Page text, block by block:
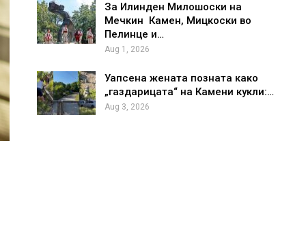
За Илинден Милошоски на
Мечкин Камен, Мицкоски во
Пелинце и…
Aug 1, 2026
Уапсена жената позната како
„газдарицата“ на Камени кукли:…
Aug 3, 2026